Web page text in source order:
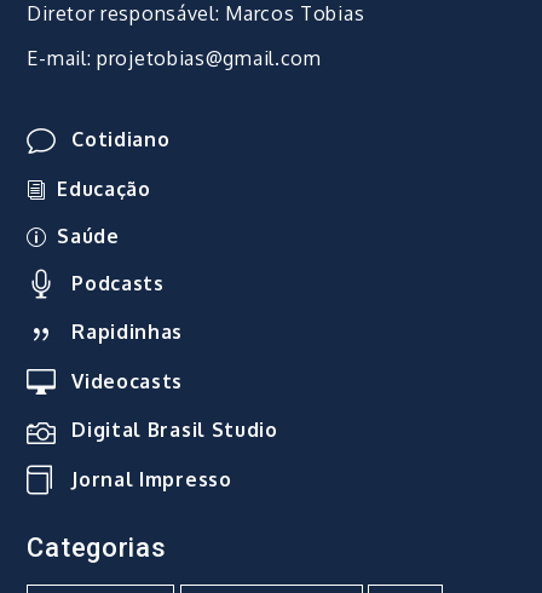
Diretor responsável: Marcos Tobias
E-mail: projetobias@gmail.com
Cotidiano
Educação
Saúde
Podcasts
Rapidinhas
Videocasts
Digital Brasil Studio
Jornal Impresso
Categorias